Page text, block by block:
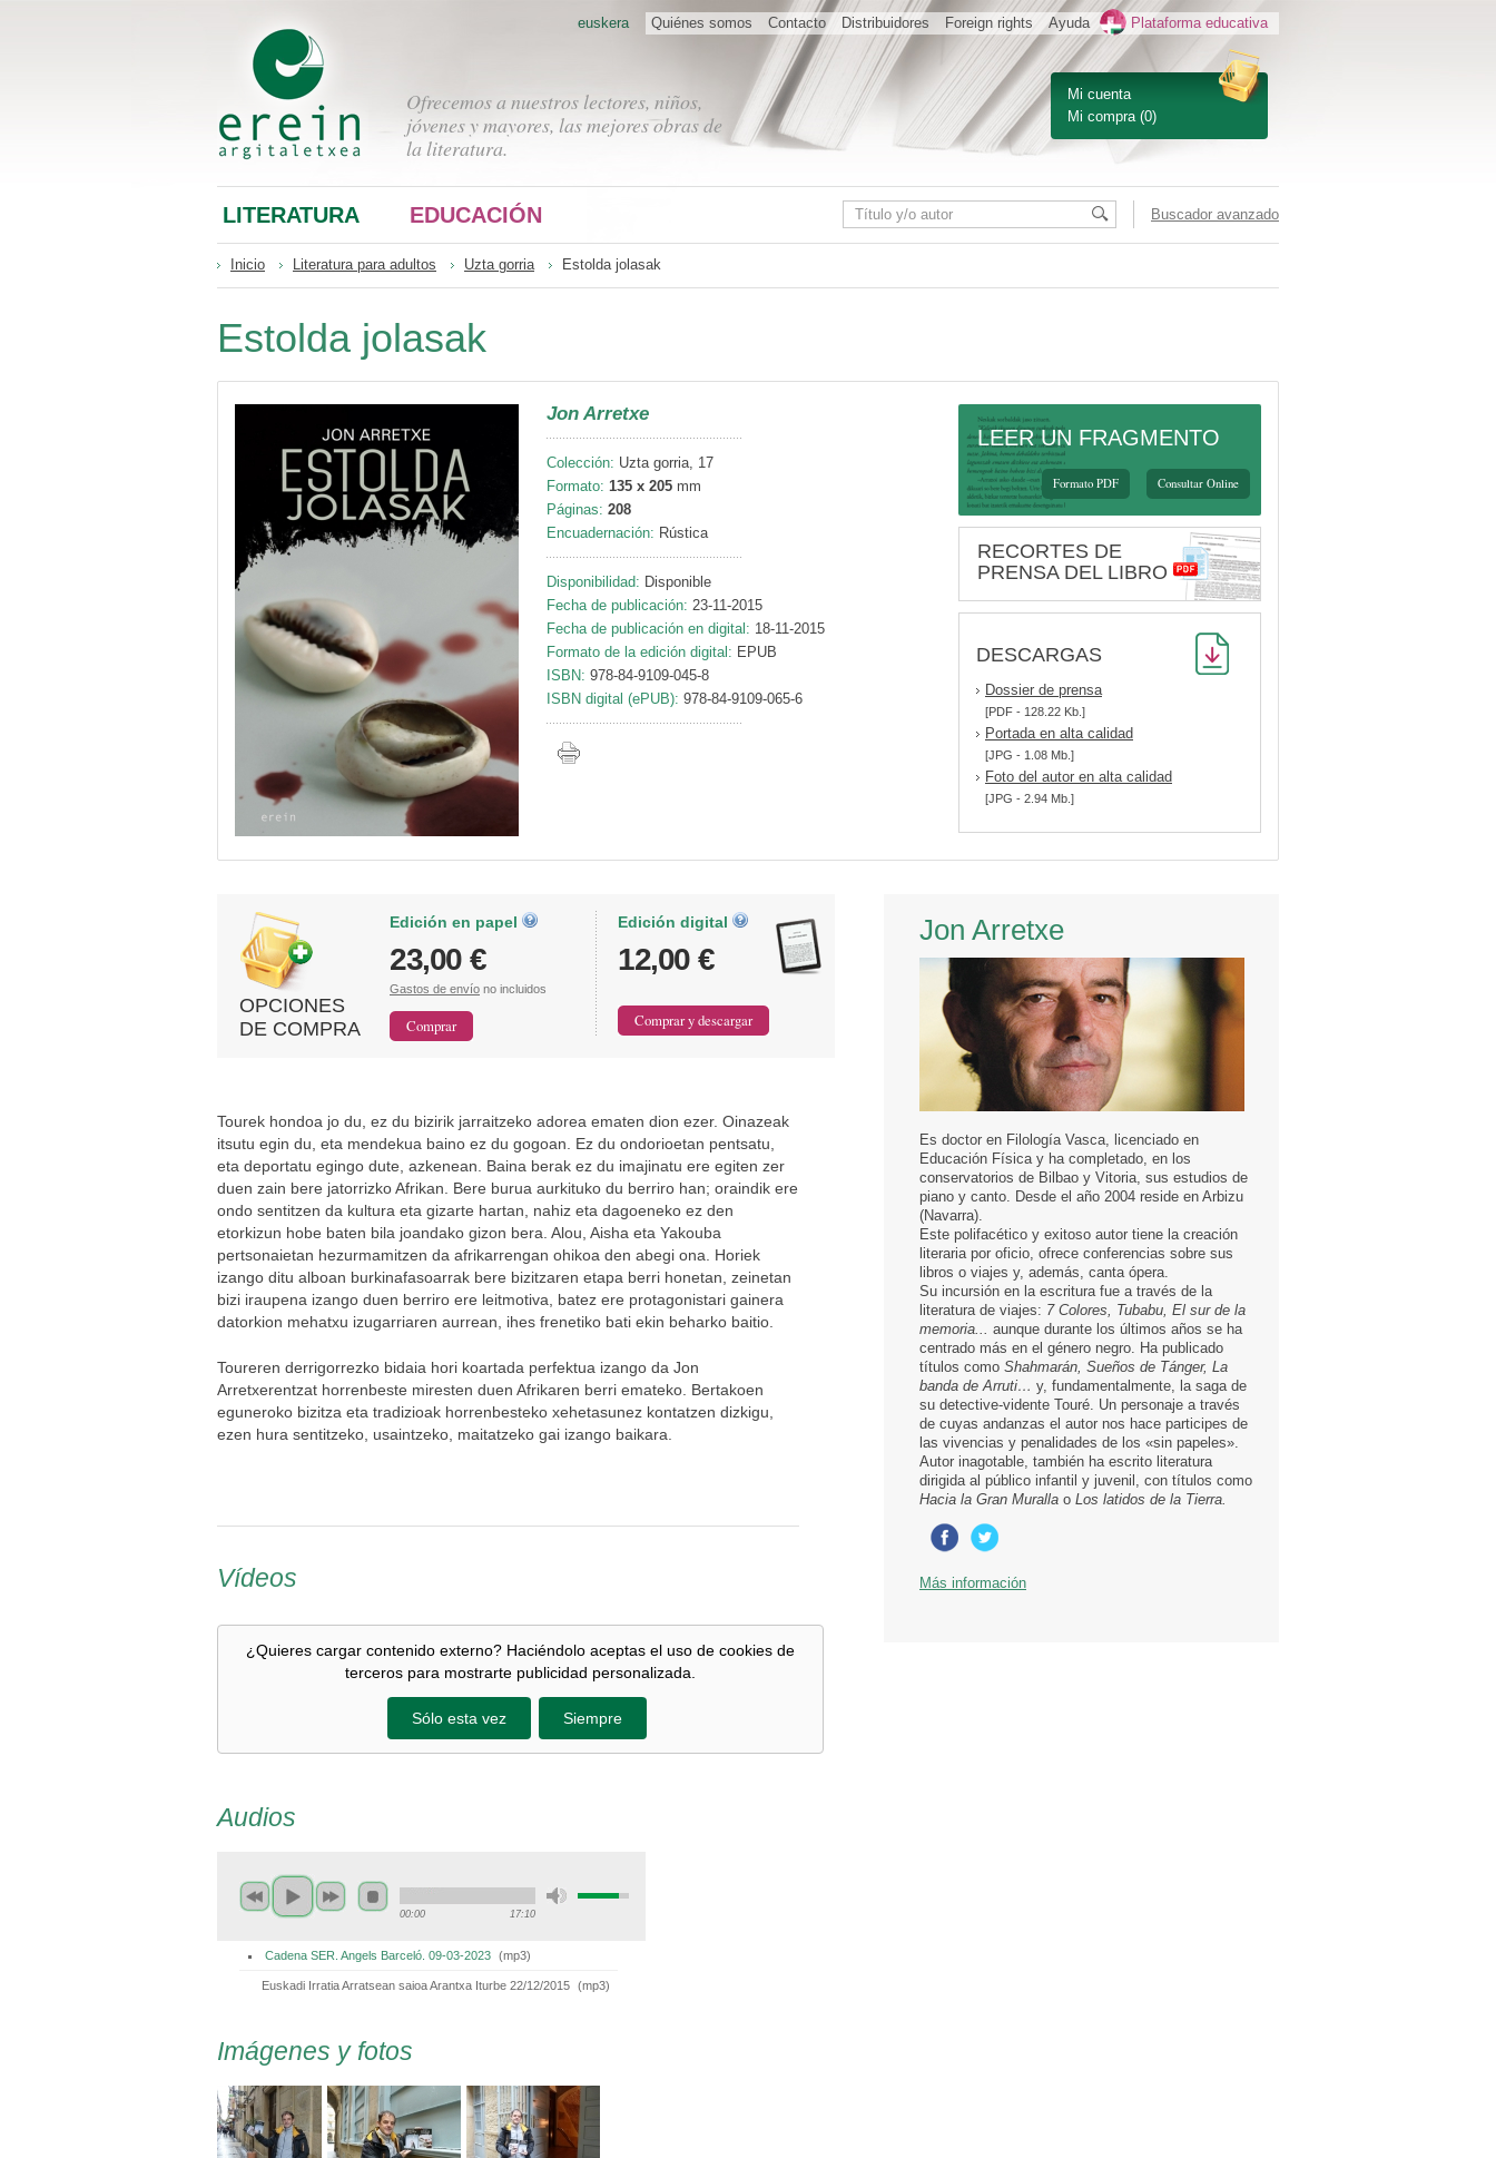
Mi cuenta
Mi compra (0)
Ofrecemos a nuestros lectores, niños,
jóvenes y mayores, las mejores obras de
la literatura.
Quiénes somos Contacto Distribuidores Foreign rights Ayuda Plataforma educativa
euskera
LITERATURA EDUCACIÓN Buscador avanzado
Inicio Literatura para adultos Uzta gorria Estolda jolasak
Estolda jolasak
Jon Arretxe
Colección: Uzta gorria, 17
Formato: 135 x 205 mm
Páginas: 208
Encuadernación: Rústica
Disponibilidad: Disponible
Fecha de publicación: 23-11-2015
Fecha de publicación en digital: 18-11-2015
Formato de la edición digital: EPUB
ISBN: 978-84-9109-045-8
ISBN digital (ePUB): 978-84-9109-065-6
LEER UN FRAGMENTO
Consultar Online
Formato PDF
RECORTES DE
PRENSA DEL LIBRO
DESCARGAS
Dossier de prensa
[PDF - 128.22 Kb.]
Portada en alta calidad
[JPG - 1.08 Mb.]
Foto del autor en alta calidad
[JPG - 2.94 Mb.]
OPCIONES
DE COMPRA
Edición en papel
23,00 €
Gastos de envío no incluidos
Edición digital
12,00 €
Tourek hondoa jo du, ez du bizirik jarraitzeko adorea ematen dion ezer. Oinazeak
itsutu egin du, eta mendekua baino ez du gogoan. Ez du ondorioetan pentsatu,
eta deportatu egingo dute, azkenean. Baina berak ez du imajinatu ere egiten zer
duen zain bere jatorrizko Afrikan. Bere burua aurkituko du berriro han; oraindik ere
ondo sentitzen da kultura eta gizarte hartan, nahiz eta dagoeneko ez den
etorkizun hobe baten bila joandako gizon bera. Alou, Aisha eta Yakouba
pertsonaietan hezurmamitzen da afrikarrengan ohikoa den abegi ona. Horiek
izango ditu alboan burkinafasoarrak bere bizitzaren etapa berri honetan, zeinetan
bizi iraupena izango duen berriro ere leitmotiva, batez ere protagonistari gainera
datorkion mehatxu izugarriaren aurrean, ihes frenetiko bati ekin beharko baitio.
Toureren derrigorrezko bidaia hori koartada perfektua izango da Jon
Arretxerentzat horrenbeste miresten duen Afrikaren berri emateko. Bertakoen
eguneroko bizitza eta tradizioak horrenbesteko xehetasunez kontatzen dizkigu,
ezen hura sentitzeko, usaintzeko, maitatzeko gai izango baikara.
Vídeos
¿Quieres cargar contenido externo? Haciéndolo aceptas el uso de cookies de
terceros para mostrarte publicidad personalizada.
Sólo esta vez Siempre
Audios
00:00 17:10
Cadena SER. Angels Barceló. 09-03-2023 (mp3)
Euskadi Irratia Arratsean saioa Arantxa Iturbe 22/12/2015 (mp3)
Imágenes y fotos
Jon Arretxe
Es doctor en Filología Vasca, licenciado en
Educación Física y ha completado, en los
conservatorios de Bilbao y Vitoria, sus estudios de
piano y canto. Desde el año 2004 reside en Arbizu
(Navarra).
Este polifacético y exitoso autor tiene la creación
literaria por oficio, ofrece conferencias sobre sus
libros o viajes y, además, canta ópera.
Su incursión en la escritura fue a través de la
literatura de viajes: 7 Colores, Tubabu, El sur de la
memoria... aunque durante los últimos años se ha
centrado más en el género negro. Ha publicado
títulos como Shahmarán, Sueños de Tánger, La
banda de Arruti… y, fundamentalmente, la saga de
su detective-vidente Touré. Un personaje a través
de cuyas andanzas el autor nos hace participes de
las vivencias y penalidades de los «sin papeles».
Autor inagotable, también ha escrito literatura
dirigida al público infantil y juvenil, con títulos como
Hacia la Gran Muralla o Los latidos de la Tierra.
Más información